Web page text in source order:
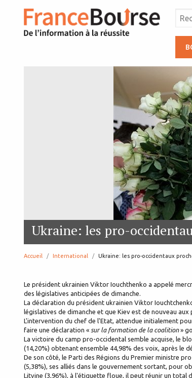
Ukraine: les pro-
Accueil International page:
Ukraine: les pro-occidentaux
Le président ukrainien Viktor Iouchthenko a appelé
des législatives anticipées de dimanche.
La déclaration du président ukrainien Viktor
législatives de dimanche et que Kiev est de nouveau
L'intervention du chef de l'Etat, attendue initialement
faire une déclaration « sur la formation de la coalition»
La victoire du camp pro-occidental semble acquise, le
(14,20%) obtenant ensemble 44,98% des voix, après le
De son côté, le Parti des Régions du Premier ministre
(5,38%), ses alliés dans le gouvernement sortant, pour
Litvine (3,96%), à l'étiquette floue, il peut réunir un total